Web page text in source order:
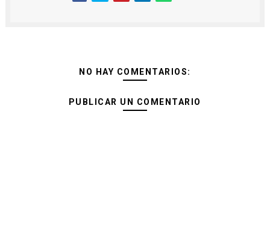
NO HAY COMENTARIOS:
PUBLICAR UN COMENTARIO